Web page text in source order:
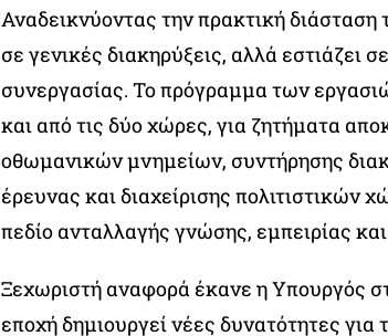
Αναδεικνύοντας την πρακτική διάσταση
σε γενικές διακηρύξεις, αλλά εστιάζει
συνεργασίας. Το πρόγραμμα των
και από τις δύο χώρες, για ζητήματα
οθωμανικών μνημείων, συντήρησης
έρευνας και διαχείρισης πολιτιστικών
πεδίο ανταλλαγής γνώσης, εμπειρίας
Ξεχωριστή αναφορά έκανε η Υπουργός
εποχή δημιουργεί νέες δυνατότητες